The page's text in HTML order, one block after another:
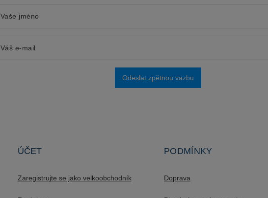
Vaše jméno
Váš e-mail
Odeslat zpětnou vazbu
ÚČET
Zaregistrujte se jako velkoobchodník
PODMÍNKY
Doprava